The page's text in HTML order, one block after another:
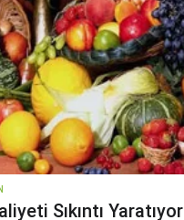
Sıkıntı Yaratıyor